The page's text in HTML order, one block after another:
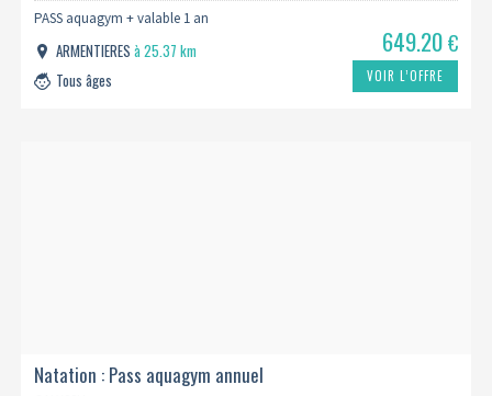
PASS aquagym + valable 1 an
ARMENTIERESà 25.37 km
Tous âges
649.20€
VOIR L’OFFRE
Natation : Pass aquagym annuel